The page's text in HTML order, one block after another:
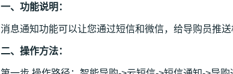
一、功能说明：
消息通知功能可以让您通过短信和微信，给导购员推
二、操作方法：